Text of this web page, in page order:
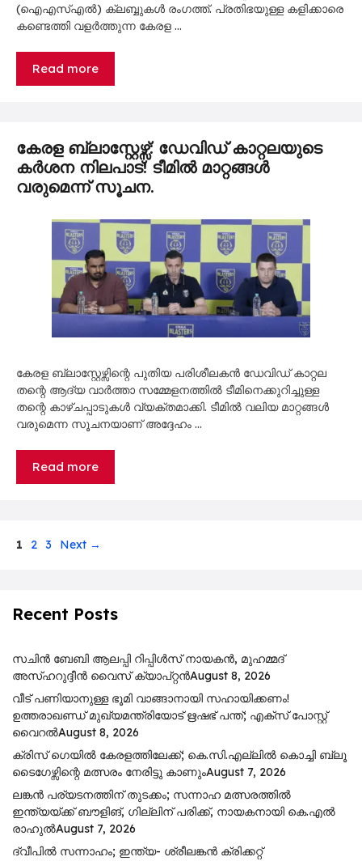
(ഐഎസ്എൽ) ക്ലബ്ബുകൾ രംഗത്ത്. പ്രതിഭയുള്ള കളിക്കാരെ
കണ്ടെത്തി വളർത്തുന്ന കേരള …
Read more
കേരള ബ്ലാസ്റ്റേഴ്സ്: ഡേവിഡ് കാറ്റലയുടെ
കര്‍ശന നിലപാട്! ടീമില്‍ മാറ്റങ്ങള്‍
വരുമെന്ന് സൂചന.
കേരള ബ്ലാസ്റ്റേഴ്സിന്റെ പുതിയ പരിശീലകന്‍ ഡേവിഡ് കാറ്റല
തന്റെ ആദ്യ വാര്‍ത്താ സമ്മേളനത്തില്‍ ടീമിനെക്കുറിച്ചുള്ള
തന്റെ കാഴ്ചപ്പാടുകള്‍ വ്യക്തമാക്കി. ടീമില്‍ വലിയ മാറ്റങ്ങള്‍
വരുമെന്ന സൂചനയാണ് അദ്ദേഹം …
Read more
Page
1 Page
2 Page
3 Next →
Recent Posts
സചിൻ ബേബി ആലപ്പി റിപ്പിൾസ് നായകൻ, മുഹമ്മദ്
അസ്ഹറുദ്ദീൻ വൈസ് ക്യാപ്റ്റൻAugust 8, 2026
വീട് പണിയാനുള്ള ഭൂമി വാങ്ങാനായി സഹായിക്കണം!
ഉത്തരാഖണ്ഡ് മുഖ്യമന്ത്രിയോട് ഋഷഭ് പന്ത്; എക്സ് പോസ്റ്റ്
വൈറൽAugust 8, 2026
ക്രിസ് ഗെയിൽ കേരളത്തിലേക്ക്; കെ.സി.എല്ലിൽ കൊച്ചി ബ്ലൂ
ടൈഗേഴ്സിന്റെ മത്സരം നേരിട്ടു കാണുംAugust 7, 2026
ലങ്കൻ പര്യടനത്തിന് തുടക്കം; സന്നാഹ മത്സരത്തിൽ
ഇന്ത്യയ്ക്ക് ബൗളിങ്, ഗില്ലിന് പരിക്ക്, നായകനായി കെ.എൽ
രാഹുൽAugust 7, 2026
ദ്വീപിൽ സന്നാഹം; ഇന്ത്യ- ശ്രീലങ്കൻ ക്രിക്കറ്റ്